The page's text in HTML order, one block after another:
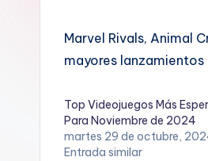
Marvel Rivals, Animal
mayores
Top Videojuegos Más
Para Noviembre de 2024
martes 29 de octubre,
Entrada similar